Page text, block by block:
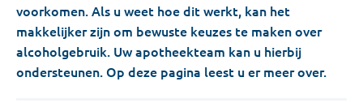
voorkomen. Als u weet hoe dit werkt, kan het
makkelijker zijn om bewuste keuzes te maken over
alcoholgebruik. Uw apotheekteam kan u hierbij
ondersteunen. Op deze pagina leest u er meer over.